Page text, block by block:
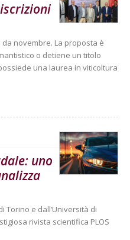
novembre. La proposta è
o detiene un titolo
una laurea in viticoltura
uno
Torino e dall’Università di
rivista scientifica PLOS